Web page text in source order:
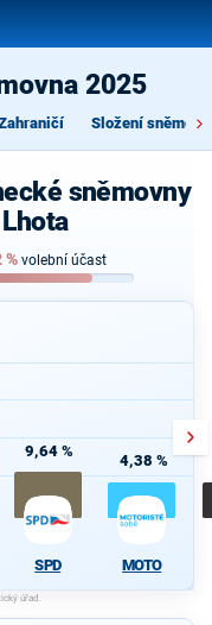
2025
Složení
sněmovny
% volební účast
9,64 %
SPD
4,38 %
MOTO